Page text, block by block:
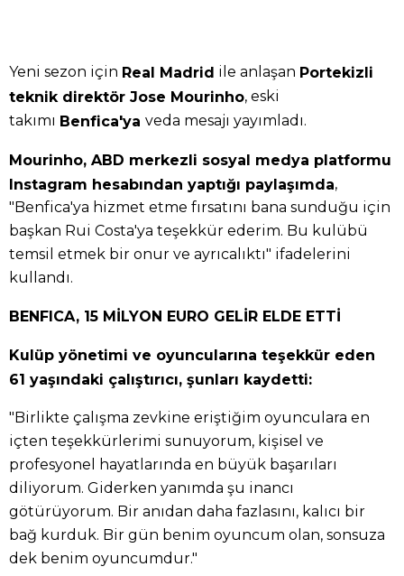
Yeni sezon için Real Madrid ile anlaşan Portekizli
teknik direktör Jose Mourinho, eski
takımı Benfica'ya veda mesajı yayımladı.
Mourinho, ABD merkezli sosyal medya platformu
Instagram hesabından yaptığı paylaşımda,
"Benfica'ya hizmet etme fırsatını bana sunduğu için
başkan Rui Costa'ya teşekkür ederim. Bu kulübü
temsil etmek bir onur ve ayrıcalıktı" ifadelerini
kullandı.
BENFICA, 15 MİLYON EURO GELİR ELDE ETTİ
Kulüp yönetimi ve oyuncularına teşekkür eden
61 yaşındaki çalıştırıcı, şunları kaydetti:
"Birlikte çalışma zevkine eriştiğim oyunculara en
içten teşekkürlerimi sunuyorum, kişisel ve
profesyonel hayatlarında en büyük başarıları
diliyorum. Giderken yanımda şu inancı
götürüyorum. Bir anıdan daha fazlasını, kalıcı bir
bağ kurduk. Bir gün benim oyuncum olan, sonsuza
dek benim oyuncumdur."